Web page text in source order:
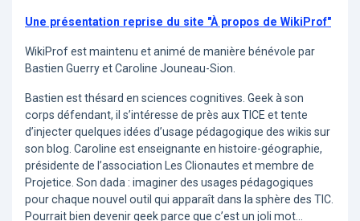
Une présentation reprise du site "À propos de WikiProf"
WikiProf est maintenu et animé de manière bénévole par
Bastien Guerry et Caroline Jouneau-Sion.
Bastien est thésard en sciences cognitives. Geek à son
corps défendant, il s’intéresse de près aux TICE et tente
d’injecter quelques idées d’usage pédagogique des wikis sur
son blog. Caroline est enseignante en histoire-géographie,
présidente de l’association Les Clionautes et membre de
Projetice. Son dada : imaginer des usages pédagogiques
pour chaque nouvel outil qui apparaît dans la sphère des TIC.
Pourrait bien devenir geek parce que c’est un joli mot...